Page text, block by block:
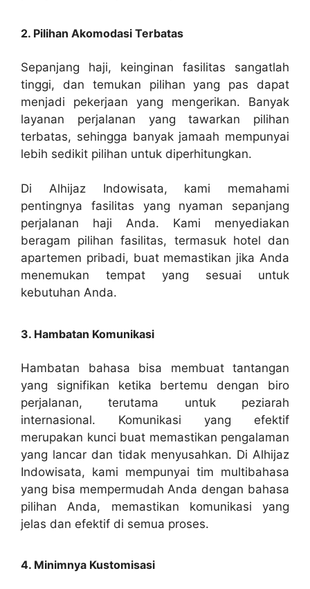
2. Pilihan Akomodasi Terbatas
Sepanjang haji, keinginan fasilitas sangatlah
tinggi, dan temukan pilihan yang pas dapat
menjadi pekerjaan yang mengerikan. Banyak
layanan perjalanan yang tawarkan pilihan
terbatas, sehingga banyak jamaah mempunyai
lebih sedikit pilihan untuk diperhitungkan.
Di Alhijaz Indowisata, kami memahami
pentingnya fasilitas yang nyaman sepanjang
perjalanan haji Anda. Kami menyediakan
beragam pilihan fasilitas, termasuk hotel dan
apartemen pribadi, buat memastikan jika Anda
menemukan tempat yang sesuai untuk
kebutuhan Anda.
3. Hambatan Komunikasi
Hambatan bahasa bisa membuat tantangan
yang signifikan ketika bertemu dengan biro
perjalanan, terutama untuk peziarah
internasional. Komunikasi yang efektif
merupakan kunci buat memastikan pengalaman
yang lancar dan tidak menyusahkan. Di Alhijaz
Indowisata, kami mempunyai tim multibahasa
yang bisa mempermudah Anda dengan bahasa
pilihan Anda, memastikan komunikasi yang
jelas dan efektif di semua proses.
4. Minimnya Kustomisasi